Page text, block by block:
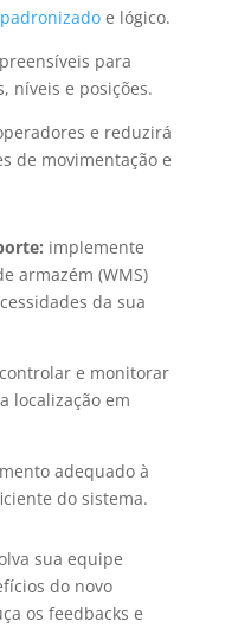
e lógico.
para
níveis e posições.
e reduzirá
de movimentação e
implemente
armazém (WMS)
da sua
e monitorar
localização em
adequado à
do sistema.
sua equipe
do novo
os feedbacks e